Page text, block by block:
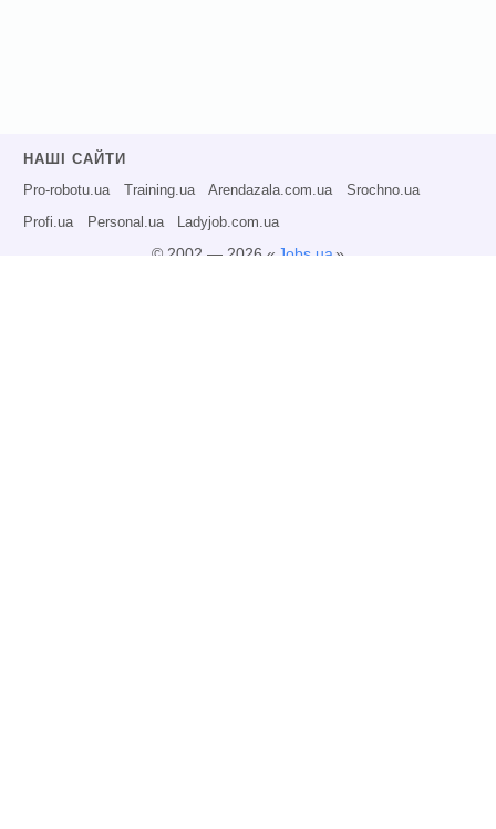
НАШІ САЙТИ
Pro-robotu.ua Training.ua Arendazala.com.ua Srochno.ua
Profi.ua Personal.ua Ladyjob.com.ua
© 2002 — 2026 « Jobs.ua»